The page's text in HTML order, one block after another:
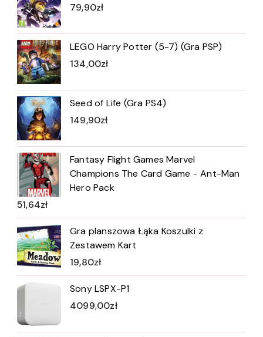
79,90zł
LEGO Harry Potter (5-7) (Gra PSP)
134,00zł
Seed of Life (Gra PS4)
149,90zł
Fantasy Flight Games Marvel
Champions The Card Game - Ant-Man
Hero Pack
51,64zł
Gra planszowa Łąka Koszulki z
Zestawem Kart
19,80zł
Sony LSPX-P1
4099,00zł